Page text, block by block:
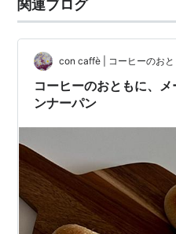
特な香ばしさで広くケーキ
北アメリカ大陸にヨーロッ
ィアンはサトウカエデの幹
木のチップを置き、樹皮の
植民地時代の初期にフラン
えられるとそれが高純度の
は植民地生活の必需品とな
に製造方法は合理化されて
関連ブログ
con caffè | コーヒーのおと
コーヒーのおともに、
ンナーパン